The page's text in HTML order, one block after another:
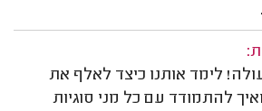
לימד אותנו כיצד לאלף את
להתמודד עם כל מני סוגיות